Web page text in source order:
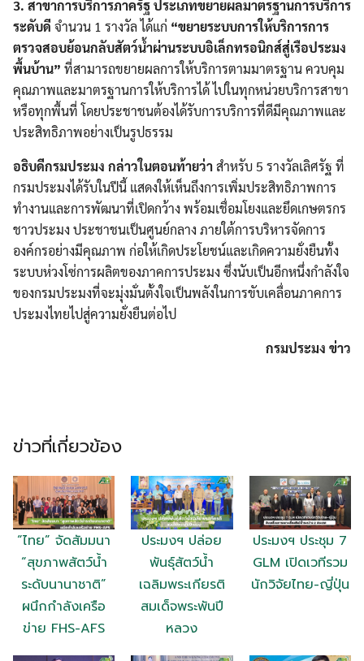
Search
for:
Search
3. สาขาการบริการภาครัฐ ประเภทขยายผลมาตรฐานการบริการ
ระดับดี จำนวน 1 รางวัล ได้แก่ “ขยายระบบการให้บริการการ
ตรวจสอบย้อนกลับสัตว์น้ำผ่านระบบอิเล็กทรอนิกส์สู่เรือประมง
พื้นบ้าน” ที่สามารถขยายผลการให้บริการตามมาตรฐาน ควบคุม
คุณภาพและมาตรฐานการให้บริการได้ ไปในทุกหน่วยบริการสาขา
หรือทุกพื้นที่ โดยประชาชนต้องได้รับการบริการที่ดีมีคุณภาพและ
ประสิทธิภาพอย่างเป็นรูปธรรม
อธิบดีกรมประมง กล่าวในตอนท้ายว่าสำหรับ 5 รางวัลเลิศรัฐ ที่
กรมประมงได้รับในปีนี้ แสดงให้เห็นถึงการเพิ่มประสิทธิภาพการ
ทำงานและการพัฒนาที่เปิดกว้าง พร้อมเชื่อมโยงและยึดเกษตรกร
ชาวประมง ประชาชนเป็นศูนย์กลาง ภายใต้การบริหารจัดการ
องค์กรอย่างมีคุณภาพ ก่อให้เกิดประโยชน์และเกิดความยั่งยืนทั้ง
ระบบห่วงโซ่การผลิตของภาคการประมง ซึ่งนับเป็นอีกหนึ่งกำลังใจ
ของกรมประมงที่จะมุ่งมั่นตั้งใจเป็นพลังในการขับเคลื่อนภาคการ
ประมงไทยไปสู่ความยั่งยืนต่อไป
กรมประมง ข่าว
ข่าวที่เกี่ยวข้อง
“ไทย” จัดสัมมนา
“สุขภาพสัตว์น้ำ
ระดับนานาชาติ”
ผนึกกำลังเครือ
ข่าย FHS-AFS
ประมงฯ ปล่อย
พันธุ์สัตว์น้ำ
เฉลิมพระเกียรติ
สมเด็จพระพันปี
หลวง
ประมงฯ ประชุม 7
GLM เปิดเวทีรวม
นักวิจัยไทย-ญี่ปุ่น